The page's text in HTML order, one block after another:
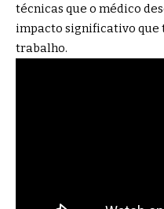
técnicas que o médico
impacto significativo que
trabalho.